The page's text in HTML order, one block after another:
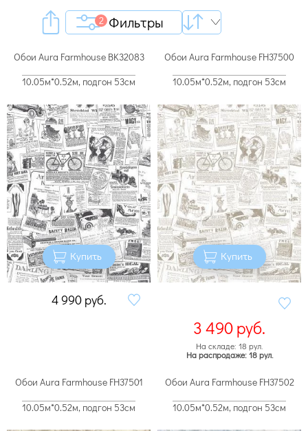
Фильтры
2
Обои Aura Farmhouse BK32083
10.05м*0.52м, подгон 53см
Купить
4 990 руб.
Обои Aura Farmhouse FH37500
10.05м*0.52м, подгон 53см
Купить
3 490руб.
На складе: 18 рул.
На распродаже: 18 рул.
Обои Aura Farmhouse FH37501
10.05м*0.52м, подгон 53см
Обои Aura Farmhouse FH37502
10.05м*0.52м, подгон 53см